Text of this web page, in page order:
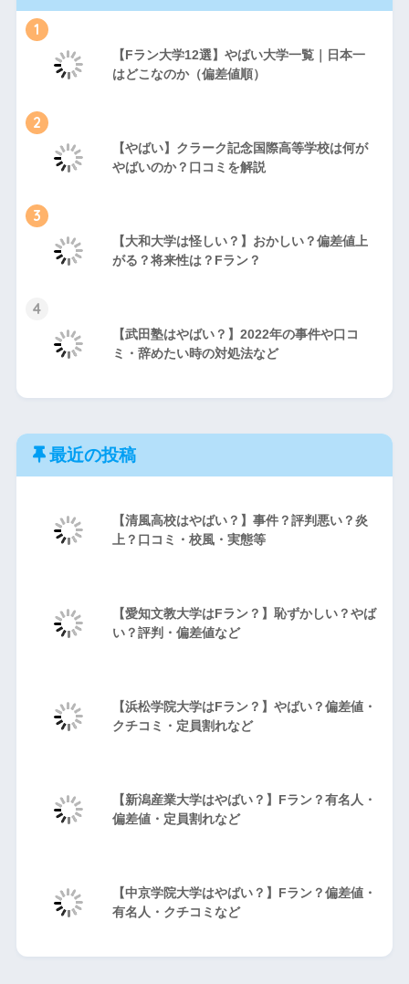
1
【Fラン大学12選】やばい大学一覧｜日本一
はどこなのか（偏差値順）
2
【やばい】クラーク記念国際高等学校は何が
やばいのか？口コミを解説
3
【大和大学は怪しい？】おかしい？偏差値上
がる？将来性は？Fラン？
4
【武田塾はやばい？】2022年の事件や口コ
ミ・辞めたい時の対処法など
最近の投稿
【清風高校はやばい？】事件？評判悪い？炎
上？口コミ・校風・実態等
【愛知文教大学はFラン？】恥ずかしい？やば
い？評判・偏差値など
【浜松学院大学はFラン？】やばい？偏差値・
クチコミ・定員割れなど
【新潟産業大学はやばい？】Fラン？有名人・
偏差値・定員割れなど
【中京学院大学はやばい？】Fラン？偏差値・
有名人・クチコミなど